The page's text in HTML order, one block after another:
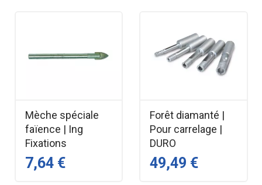
Mèche spéciale
faïence | Ing
Fixations
7,64 €
Forêt diamanté |
Pour carrelage |
DURO
49,49 €